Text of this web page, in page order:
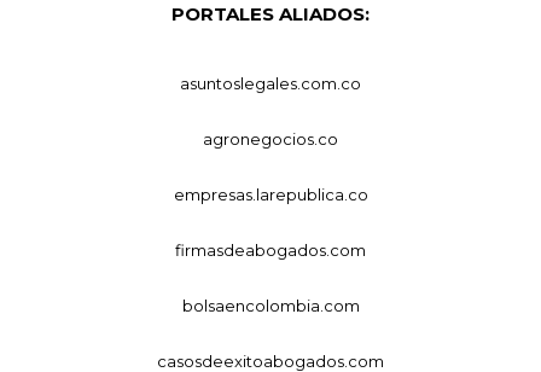
PORTALES ALIADOS:
asuntoslegales.com.co
agronegocios.co
empresas.larepublica.co
firmasdeabogados.com
bolsaencolombia.com
casosdeexitoabogados.com